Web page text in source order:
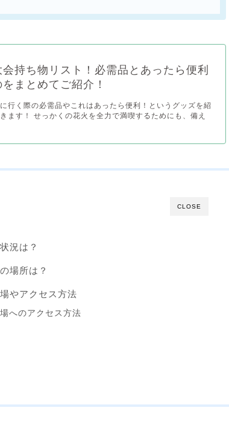
持ち物リスト！必需品とあったら便利
まとめてご紹介！
行く際の必需品やこれはあったら便利！というグッズを紹
ます！ せっかくの花火を全力で満喫するためにも、備え
CLOSE
況は？
場所は？
やアクセス方法
へのアクセス方法